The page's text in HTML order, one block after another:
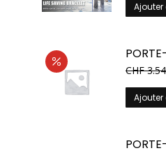
Le
initial
était :
CHF3.54